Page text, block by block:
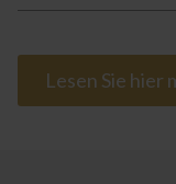
Lesen Sie hier